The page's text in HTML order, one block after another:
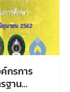
กรการ
ฐาน